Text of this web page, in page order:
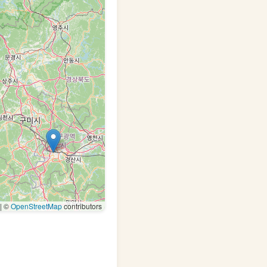
| ©OpenStreetMapcontributors